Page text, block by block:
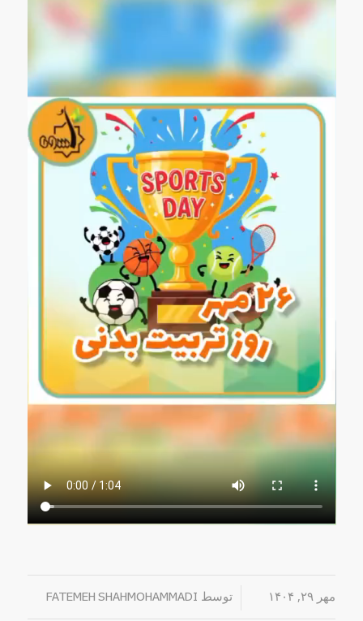
مهر ۲۹, ۱۴۰۴ / توسط FATEMEH SHAHMOHAMMADI